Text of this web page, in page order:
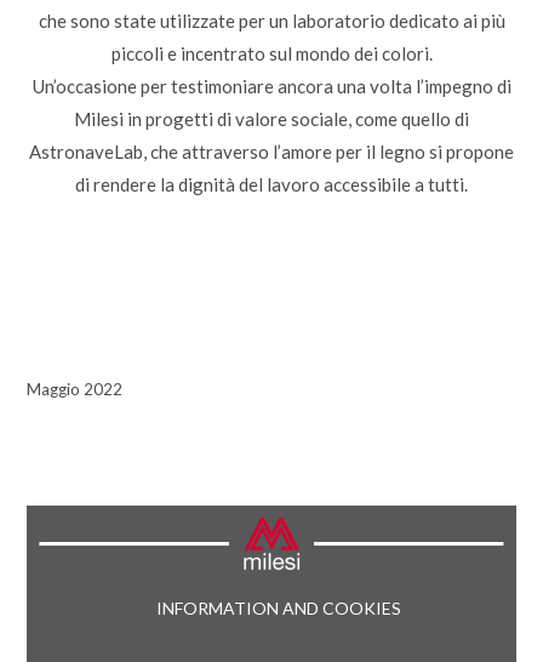
che sono state utilizzate per un laboratorio dedicato ai più
piccoli e incentrato sul mondo dei colori.
Un’occasione per testimoniare ancora una volta l’impegno di
Milesi in progetti di valore sociale, come quello di
AstronaveLab, che attraverso l’amore per il legno si propone
di rendere la dignità del lavoro accessibile a tutti.
Maggio 2022
INFORMATION AND COOKIES